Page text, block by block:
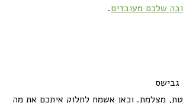
שלכם מעובדים.
גבישס
מצלמת. וכאן אשמח לחלוק איתכם את מה